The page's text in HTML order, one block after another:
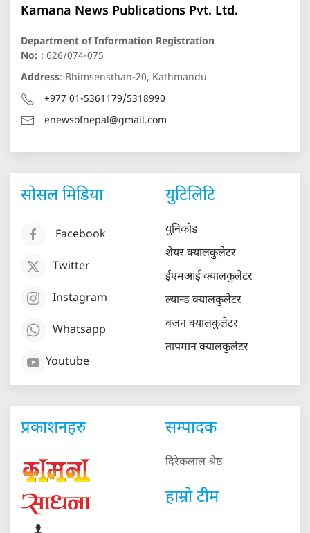
Kamana News Publications Pvt. Ltd.
Department of Information Registration
No: : 626/074-075
Address: Bhimsensthan-20, Kathmandu
+977 01-5361179/5318990
enewsofnepal@gmail.com
सोसल मिडिया
Facebook
Twitter
Instagram
Whatsapp
Youtube
युटिलिटि
युनिकोड
शेयर क्यालकुलेटर
ईएमआई क्यालकुलेटर
ल्यान्ड क्यालकुलेटर
वजन क्यालकुलेटर
तापमान क्यालकुलेटर
प्रकाशनहरु सम्पादक
दिरेकलाल श्रेष्ठ
हाम्रो टीम